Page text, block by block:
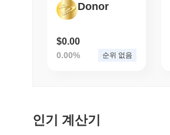
Donor
$0.00
0.00% 순위 없음
인기 계산기